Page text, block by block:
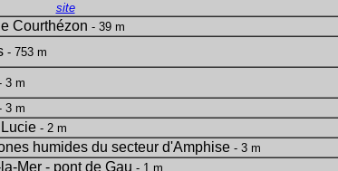
site
Courthézon - 39 m
- 753 m
3 m
3 m
- 2 m
humides du secteur d'Amphise - 3 m
Mer - pont de Gau - 1 m